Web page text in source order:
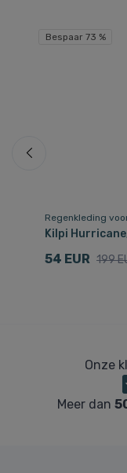
Bespaar 73 %
Regenkleding
Kilpi
54 EUR 199
Onze
Meer dan